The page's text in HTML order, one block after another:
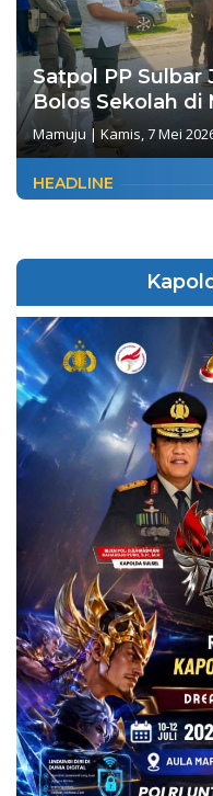
Satpol PP Sulbar
Bolos Sekolah di
Mamuju | Kamis, 7 Mei
HEADLINE